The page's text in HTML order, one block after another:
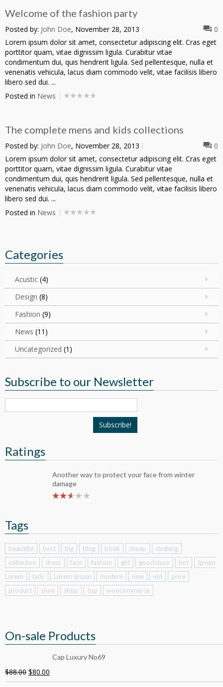
Welcome of the fashion party
Posted by: John Doe, November 28, 2013
0
Lorem ipsum dolor sit amet, consectetur adipiscing elit. Cras eget
porttitor quam, vitae dignissim ligula. Curabitur vitae
condimentum dui, quis hendrerit ligula. Sed pellentesque, nulla et
venenatis vehicula, lacus diam commodo velit, vitae facilisis libero
libero sed dui. ...
Posted in News
The complete mens and kids collections
Posted by: John Doe, November 28, 2013
0
Lorem ipsum dolor sit amet, consectetur adipiscing elit. Cras eget
porttitor quam, vitae dignissim ligula. Curabitur vitae
condimentum dui, quis hendrerit ligula. Sed pellentesque, nulla et
venenatis vehicula, lacus diam commodo velit, vitae facilisis libero
libero sed dui. ...
Posted in News
Categories
Acustic (4)
Design (8)
Fashion (9)
News (11)
Uncategorized (1)
Subscribe to our Newsletter
Ratings
Another way to protect your face from winter
damage
Tags
beautiful best big blog book cheap
clothing
collection
dress face fashion girl goodstore hot
Ipsum
Lorem
lady Lorem ipsum modern new old
price
product
shoe shop top woocommerce
On-sale Products
Cap Luxury No69
$88.00 $80.00